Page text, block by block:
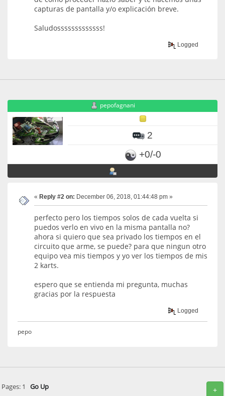
capturas de pantalla y/o explicación breve.
Saludosssssssssssss!
Logged
pepofagnani
2
+0/-0
« Reply #2 on: December 06, 2018, 01:44:48 pm »
perfecto pero los tiempos solos de cada vuelta si
puedos verlo en vivo en la misma pantalla no?
ahora si quiero que sea privado los tiempos en el
circuito que arme, se puede? para que ningun otro
equipo vea mis tiempos y yo ver los tiempos de mis
2 karts.
espero que se entienda mi pregunta, muchas
gracias por la respuesta
Logged
pepo
+
Pages: 1 Go Up